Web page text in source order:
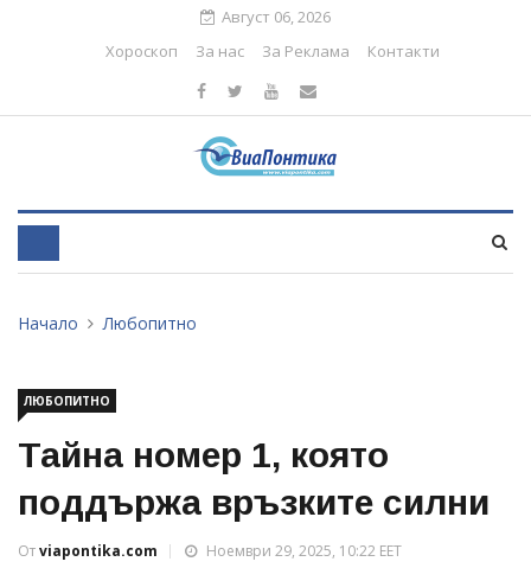
Август 06, 2026
Хороскоп
За нас За Реклама Контакти
Начало Любопитно
ЛЮБОПИТНО
Тайна номер 1, която
поддържа връзките силни
Отviapontika.com
Ноември 29, 2025, 10:22 EET